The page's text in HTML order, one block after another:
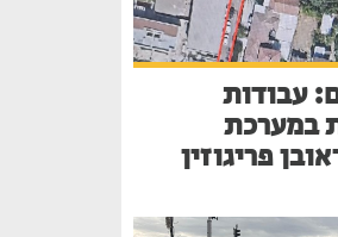
עבודות
במערכת
פריגוזין